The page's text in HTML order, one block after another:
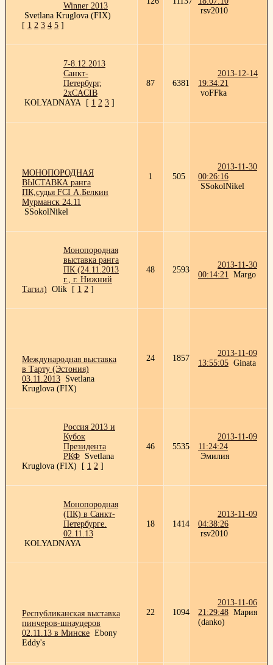
Winner 2013
Svetlana Kruglova (FIX)
[ 1 2 3 4 5 ]
rsv2010
7-8.12.2013
Санкт-
Петербург,
2xCACIB
KOLYADNAYA
[ 1 2 3 ]
87 6381
2013-12-14
19:34:21
voFFka
МОНОПОРОДНАЯ
ВЫСТАВКА ранга
ПК,судья FCI А.Белкин
Мурманск 24.11
SSokolNikel
1 505
2013-11-30
00:26:16
SSokolNikel
Монопородная
выставка ранга
ПК (24.11.2013
г., г. Нижний
Тагил) Olik [ 1 2 ]
48 2593
2013-11-30
00:14:21 Margo
Международная выставка
в Тарту (Эстония)
03.11.2013
Svetlana
Kruglova (FIX)
24 1857
2013-11-09
13:55:05 Ginata
Россия 2013 и
Кубок
Президента
РКФ
Svetlana
Kruglova (FIX)
[ 1 2 ]
46 5535
2013-11-09
11:24:24
Эмилия
Монопородная
(ПК) в Санкт-
Петербурге.
02.11.13
KOLYADNAYA
18 1414
2013-11-09
04:38:26
rsv2010
Республиканская выставка
пинчеров-шнауцеров
02.11.13 в Минске Ebony
Eddy's
22 1094
2013-11-06
21:29:48 Мария
(danko)